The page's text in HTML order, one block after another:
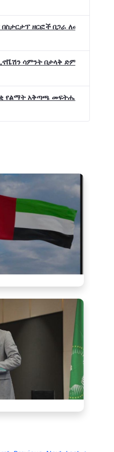
ዘርፎች በጋራ ለመስራት መከሩ፡፡
ኢኖቬሽን ሳምንት በታላቅ ድምቀት
የልማት አቅጣጫ መፍትሔ ጠቋሚ